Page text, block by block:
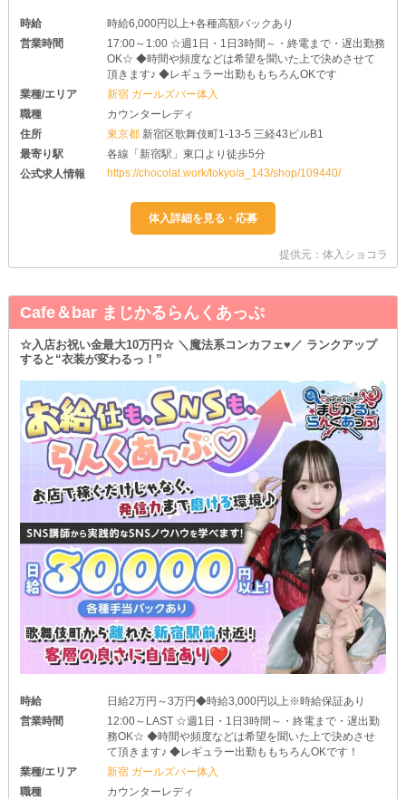
時給
時給6,000円以上+各種高額バックあり
営業時間
17:00～1:00 ☆週1日・1日3時間～・終電まで・遅出勤務
OK☆ ◆時間や頻度などは希望を聞いた上で決めさせて
頂きます♪ ◆レギュラー出勤ももちろんOKです
業種/エリア
新宿 ガールズバー体入
職種
カウンターレディ
住所
東京都 新宿区歌舞伎町1-13-5 三経43ビルB1
最寄り駅
各線「新宿駅」東口より徒歩5分
公式求人情報
https://chocolat.work/tokyo/a_143/shop/109440/
提供元：体入ショコラ
Cafe＆bar まじかるらんくあっぷ
☆入店お祝い金最大10万円☆ ＼魔法系コンカフェ♥／ ランクアップ
すると“衣装が変わるっ！”
時給
日給2万円～3万円◆時給3,000円以上※時給保証あり
営業時間
12:00～LAST ☆週1日・1日3時間～・終電まで・遅出勤
務OK☆ ◆時間や頻度などは希望を聞いた上で決めさせ
て頂きます♪ ◆レギュラー出勤ももちろんOKです！
業種/エリア
新宿 ガールズバー体入
職種
カウンターレディ